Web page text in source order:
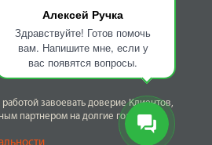
Алексей Ручка
Здравствуйте! Готов помочь
вам. Напишите мне, если у
вас появятся вопросы.
завоевать доверие Клиентов,
партнером на долгие годы